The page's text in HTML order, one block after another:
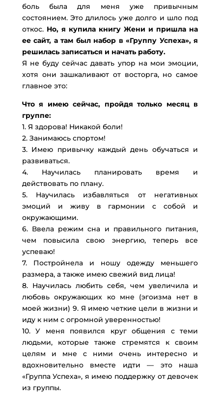
боль была для меня уже привычным
состоянием. Это длилось уже долго и шло под
откос. Но, я купила книгу Жени и пришла на
ее сайт, а там был набор в «Группу Успеха», я
решилась записаться и начать работу.
Я не буду сейчас давать упор на мои эмоции,
хотя они зашкаливают от восторга, но самое
главное это:
Что я имею сейчас, пройдя только месяц в
группе:
1. Я здорова! Никакой боли!
2. Занимаюсь спортом!
3. Имею привычку каждый день обучаться и
развиваться.
4. Научилась планировать время и
действовать по плану.
5. Научилась избавляться от негативных
эмоций и живу в гармонии с собой и
окружающими.
6. Ввела режим сна и правильного питания,
чем повысила свою энергию, теперь все
успеваю!
7. Постройнела и ношу одежду меньшего
размера, а также имею свежий вид лица!
8. Научилась любить себя, чем увеличила и
любовь окружающих ко мне (эгоизма нет в
моей жизни) 9. Я имею четкие цели в жизни и
иду к ним с огромной уверенностью!
10. У меня появился круг общения с теми
людьми, которые также стремятся к своим
целям и мне с ними очень интересно и
вдохновительно вместе идти — это наша
«Группа Успеха», я имею поддержку от девочек
из группы.